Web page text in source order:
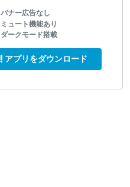
バナー広告なし
ミュート機能あり
ダークモード搭載
アプリをダウンロード